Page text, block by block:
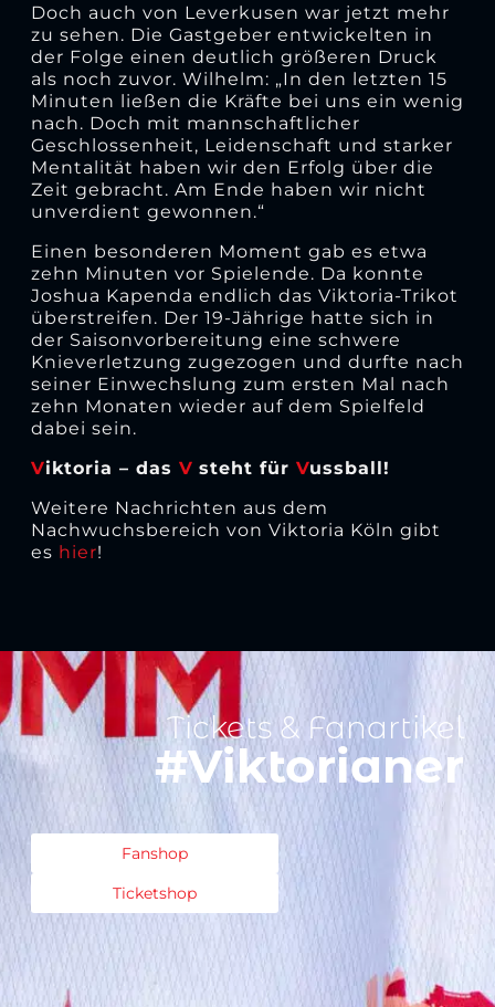
Doch auch von Leverkusen war jetzt mehr
zu sehen. Die Gastgeber entwickelten in
der Folge einen deutlich größeren Druck
als noch zuvor. Wilhelm: „In den letzten 15
Minuten ließen die Kräfte bei uns ein wenig
nach. Doch mit mannschaftlicher
Geschlossenheit, Leidenschaft und starker
Mentalität haben wir den Erfolg über die
Zeit gebracht. Am Ende haben wir nicht
unverdient gewonnen.“
Einen besonderen Moment gab es etwa
zehn Minuten vor Spielende. Da konnte
Joshua Kapenda endlich das Viktoria-Trikot
überstreifen. Der 19-Jährige hatte sich in
der Saisonvorbereitung eine schwere
Knieverletzung zugezogen und durfte nach
seiner Einwechslung zum ersten Mal nach
zehn Monaten wieder auf dem Spielfeld
dabei sein.
Viktoria – das V steht für Vussball!
Weitere Nachrichten aus dem
Nachwuchsbereich von Viktoria Köln gibt
es hier!
Tickets & Fanartikel
#Viktorianer
Fanshop
Ticketshop